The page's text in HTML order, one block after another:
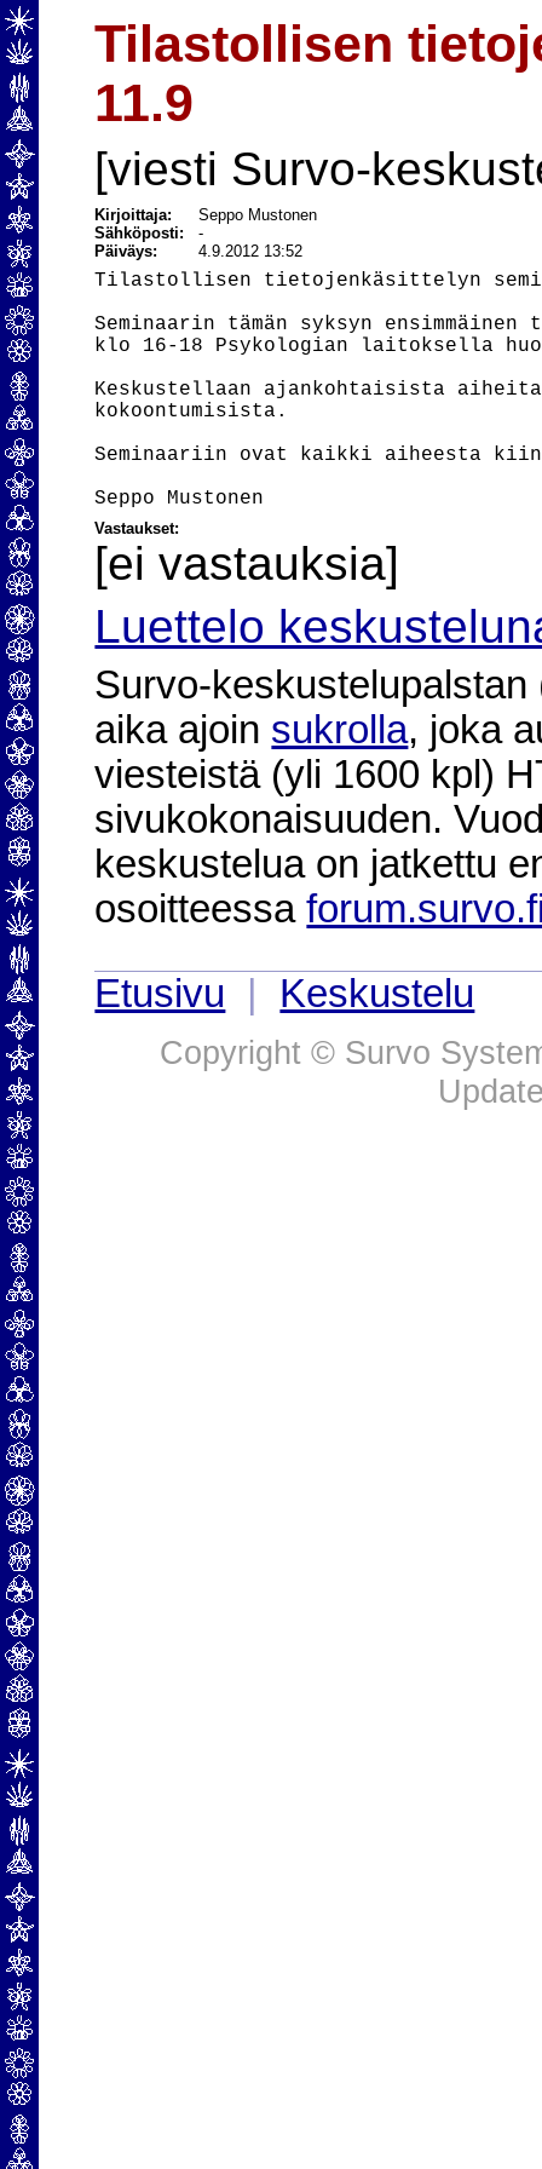
Tilastollisen
11.9
[viesti Survo-
Kirjoittaja:
Seppo Mustonen
Sähköposti:-
Päiväys:
4.9.2012 13:52
Tilastollisen tietojenkäsittelyn
Seminaarin tämän syksyn
klo 16-18 Psykologian laitoksella
Keskustellaan ajankohtaisista
kokoontumisista.
Seminaariin ovat kaikki aiheesta
Vastaukset:
[ei vastauksia]
Luettelo
Survo-
aika ajoin sukrolla, joka
viesteistä (yli 1600 kpl)
sivukokonaisuuden.
keskustelua on jatkettu
osoitteessa
Etusivu
Keskustelu
Copyright © Survo